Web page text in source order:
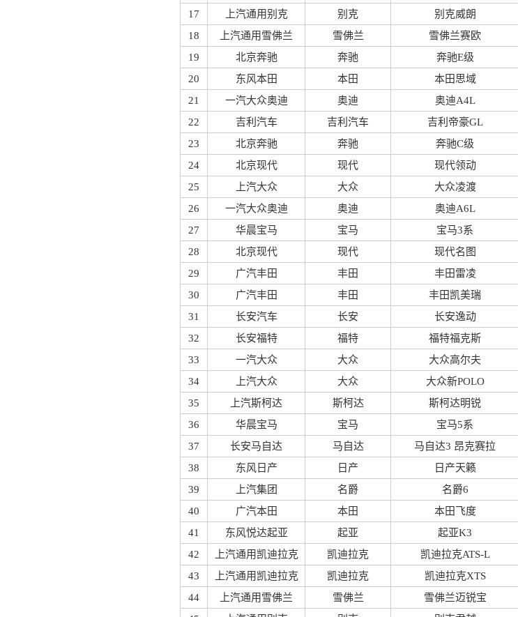
17
上汽通用别克 别克 别克威朗
18
上汽通用雪佛兰 雪佛兰 雪佛兰赛欧
19
北京奔驰 奔驰 奔驰E级
20
东风本田 本田 本田思域
21
一汽大众奥迪 奥迪 奥迪A4L
22
吉利汽车 吉利汽车 吉利帝豪GL
23
北京奔驰 奔驰 奔驰C级
24
北京现代 现代 现代领动
25
上汽大众 大众 大众凌渡
26
一汽大众奥迪 奥迪 奥迪A6L
27
华晨宝马 宝马 宝马3系
28
北京现代 现代 现代名图
29
广汽丰田 丰田 丰田雷凌
30
广汽丰田 丰田 丰田凯美瑞
31
长安汽车 长安 长安逸动
32
长安福特 福特 福特福克斯
33
一汽大众 大众 大众高尔夫
34
上汽大众 大众 大众新POLO
35
上汽斯柯达 斯柯达 斯柯达明锐
36
华晨宝马 宝马 宝马5系
37
长安马自达 马自达 马自达3 昂克赛拉
38
东风日产 日产 日产天籁
39
上汽集团 名爵 名爵6
40
广汽本田 本田 本田飞度
41
东风悦达起亚 起亚 起亚K3
42
上汽通用凯迪拉克 凯迪拉克 凯迪拉克ATS-L
43
上汽通用凯迪拉克 凯迪拉克 凯迪拉克XTS
44
上汽通用雪佛兰 雪佛兰 雪佛兰迈锐宝